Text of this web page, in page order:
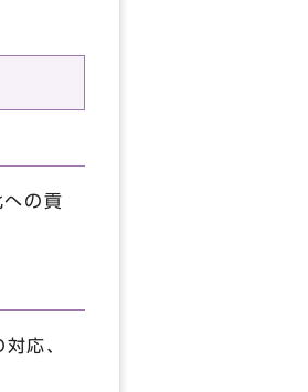
の貢
応、